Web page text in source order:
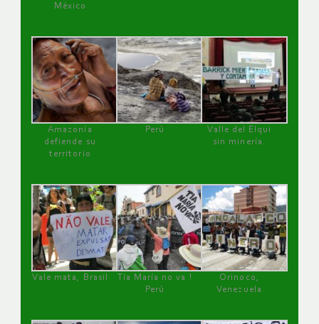
México
Amazonía
defiende su
territorio
Perú
Valle del Elqui
sin minería.
Vale mata, Brasil
Tía María no va !
Perú
Orinoco,
Venezuela